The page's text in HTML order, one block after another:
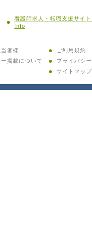
看護師求人・転職支援サイ
Info
者様
掲載について
ご利用規約
プライバシ
サイトマップ